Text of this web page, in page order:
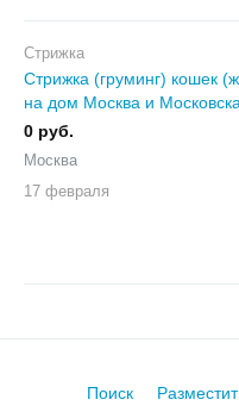
Стрижка
Стрижка (груминг) кошек
на дом Москва и
0 руб.
Москва
17 февраля
Поиск